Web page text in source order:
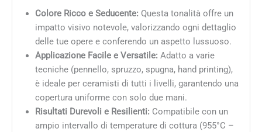
Colore Ricco e Seducente: Questa tonalità offre un
impatto visivo notevole, valorizzando ogni dettaglio
delle tue opere e conferendo un aspetto lussuoso.
Applicazione Facile e Versatile: Adatto a varie
tecniche (pennello, spruzzo, spugna, hand printing),
è ideale per ceramisti di tutti i livelli, garantendo una
copertura uniforme con solo due mani.
Risultati Durevoli e Resilienti: Compatibile con un
ampio intervallo di temperature di cottura (955°C –